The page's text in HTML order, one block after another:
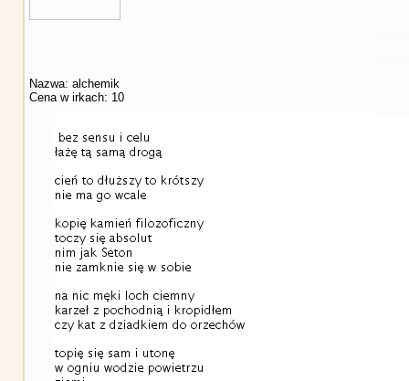
Nazwa: alchemik
Cena w irkach: 10